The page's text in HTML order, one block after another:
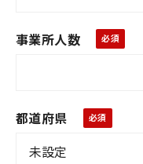
事業所人数
都道府県